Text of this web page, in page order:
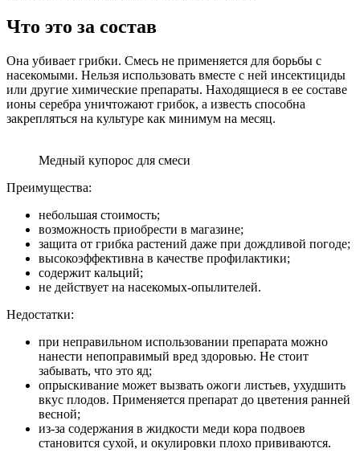
Что это за состав
Она убивает грибки. Смесь не применяется для борьбы с
насекомыми. Нельзя использовать вместе с ней инсектициды
или другие химические препараты. Находящиеся в ее составе
ионы серебра уничтожают грибок, а известь способна
закрепляться на культуре как минимум на месяц.
Медный купорос для смеси
Преимущества:
небольшая стоимость;
возможность приобрести в магазине;
защита от грибка растений даже при дождливой погоде;
высокоэффективна в качестве профилактики;
содержит кальций;
не действует на насекомых-опылителей.
Недостатки:
при неправильном использовании препарата можно
нанести непоправимый вред здоровью. Не стоит
забывать, что это яд;
опрыскивание может вызвать ожоги листьев, ухудшить
вкус плодов. Применяется препарат до цветения ранней
весной;
из-за содержания в жидкости меди кора подвоев
становится сухой, и окулировки плохо прививаются.